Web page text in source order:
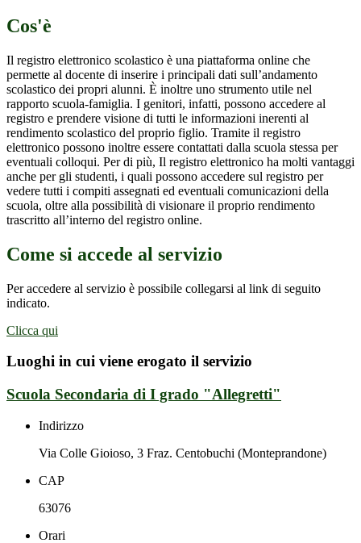
Cos'è
Il registro elettronico scolastico è una piattaforma online che
permette al docente di inserire i principali dati sull’andamento
scolastico dei propri alunni. È inoltre uno strumento utile nel
rapporto scuola-famiglia. I genitori, infatti, possono accedere al
registro e prendere visione di tutti le informazioni inerenti al
rendimento scolastico del proprio figlio. Tramite il registro
elettronico possono inoltre essere contattati dalla scuola stessa per
eventuali colloqui. Per di più, Il registro elettronico ha molti vantaggi
anche per gli studenti, i quali possono accedere sul registro per
vedere tutti i compiti assegnati ed eventuali comunicazioni della
scuola, oltre alla possibilità di visionare il proprio rendimento
trascritto all’interno del registro online.
Come si accede al servizio
Per accedere al servizio è possibile collegarsi al link di seguito
indicato.
Clicca qui
Luoghi in cui viene erogato il servizio
Scuola Secondaria di I grado "Allegretti"
Indirizzo
Via Colle Gioioso, 3 Fraz. Centobuchi (Monteprandone)
CAP
63076
Orari